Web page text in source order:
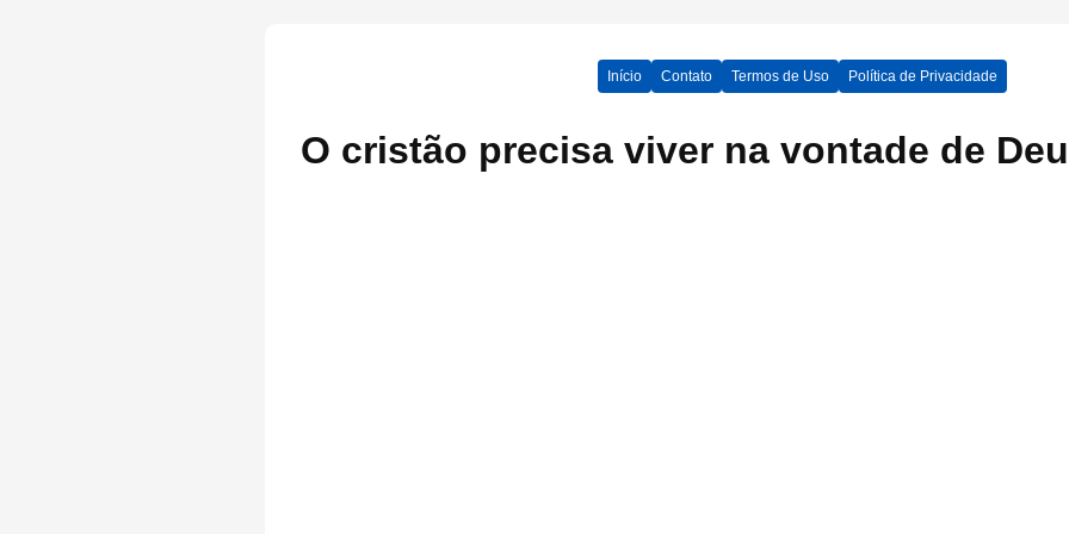
Início Contato Termos de Uso Política de Privacidade
O cristão precisa viver na vontade de